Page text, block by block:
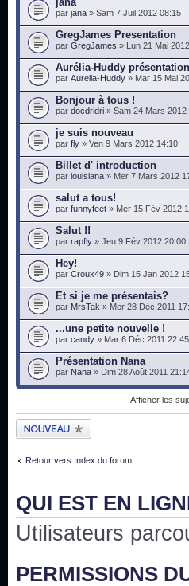
par jana » Sam 7 Juil 2012 08:15
GregJames Presentation
par GregJames » Lun 21 Mai
Aurélia-Huddy
par Aurelia-Huddy » Mar 15 Mai
Bonjour à tous !
par docdridri » Sam 24 Mars 2012
je suis nouveau
par fly » Ven 9 Mars 2012 14:10
Billet d' introduction
par louisiana » Mer 7 Mars 2012
salut a tous!
par funnyfeet » Mer 15 Fév 2012
Salut !!
par rapfly » Jeu 9 Fév 2012 20:00
Hey!
par Croux49 » Dim 15 Jan 2012
Et si je me présentais?
par MrsTak » Mer 28 Déc 2011
...une petite nouvelle !
par candy » Mar 6 Déc 2011 22:45
Présentation Nana
par Nana » Dim 28 Août 2011
Afficher les
Publier un nouveau
sujet
Retour vers Index du forum
QUI EST EN
Utilisateurs
PERMISSIONS